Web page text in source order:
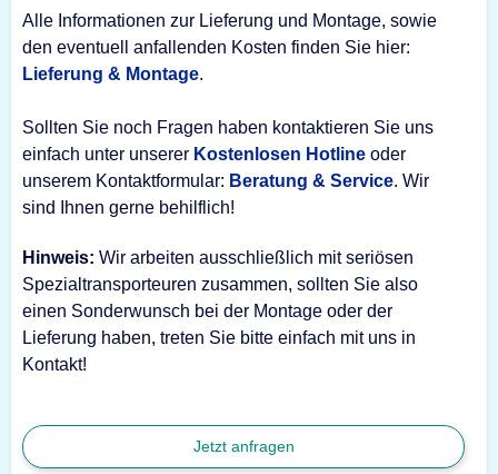
Alle Informationen zur Lieferung und Montage, sowie
den eventuell anfallenden Kosten finden Sie hier:
Lieferung & Montage.
Sollten Sie noch Fragen haben kontaktieren Sie uns
einfach unter unserer Kostenlosen Hotline oder
unserem Kontaktformular: Beratung & Service. Wir
sind Ihnen gerne behilflich!
Hinweis: Wir arbeiten ausschließlich mit seriösen
Spezialtransporteuren zusammen, sollten Sie also
einen Sonderwunsch bei der Montage oder der
Lieferung haben, treten Sie bitte einfach mit uns in
Kontakt!
Jetzt anfragen